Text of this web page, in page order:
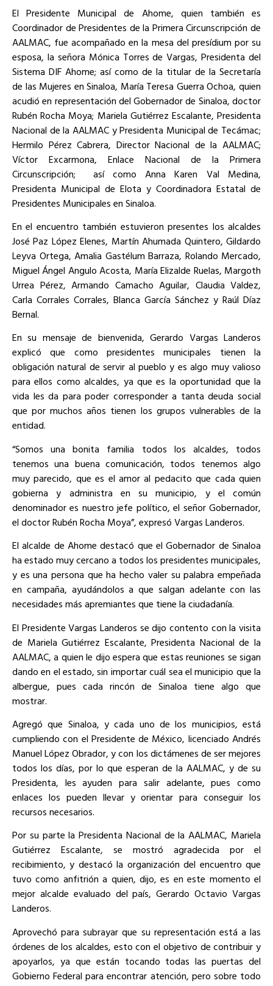
El Presidente Municipal de Ahome, quien también es
Coordinador de Presidentes de la Primera Circunscripción de
AALMAC, fue acompañado en la mesa del presídium por su
esposa, la señora Mónica Torres de Vargas, Presidenta del
Sistema DIF Ahome; así como de la titular de la Secretaría
de las Mujeres en Sinaloa, María Teresa Guerra Ochoa, quien
acudió en representación del Gobernador de Sinaloa, doctor
Rubén Rocha Moya; Mariela Gutiérrez Escalante, Presidenta
Nacional de la AALMAC y Presidenta Municipal de Tecámac;
Hermilo Pérez Cabrera, Director Nacional de la AALMAC;
Víctor Excarmona, Enlace Nacional de la Primera
Circunscripción; así como Anna Karen Val Medina,
Presidenta Municipal de Elota y Coordinadora Estatal de
Presidentes Municipales en Sinaloa.
En el encuentro también estuvieron presentes los alcaldes
José Paz López Elenes, Martín Ahumada Quintero, Gildardo
Leyva Ortega, Amalia Gastélum Barraza, Rolando Mercado,
Miguel Ángel Angulo Acosta, María Elizalde Ruelas, Margoth
Urrea Pérez, Armando Camacho Aguilar, Claudia Valdez,
Carla Corrales Corrales, Blanca García Sánchez y Raúl Díaz
Bernal.
En su mensaje de bienvenida, Gerardo Vargas Landeros
explicó que como presidentes municipales tienen la
obligación natural de servir al pueblo y es algo muy valioso
para ellos como alcaldes, ya que es la oportunidad que la
vida les da para poder corresponder a tanta deuda social
que por muchos años tienen los grupos vulnerables de la
entidad.
“Somos una bonita familia todos los alcaldes, todos
tenemos una buena comunicación, todos tenemos algo
muy parecido, que es el amor al pedacito que cada quien
gobierna y administra en su municipio, y el común
denominador es nuestro jefe político, el señor Gobernador,
el doctor Rubén Rocha Moya”, expresó Vargas Landeros.
El alcalde de Ahome destacó que el Gobernador de Sinaloa
ha estado muy cercano a todos los presidentes municipales,
y es una persona que ha hecho valer su palabra empeñada
en campaña, ayudándolos a que salgan adelante con las
necesidades más apremiantes que tiene la ciudadanía.
El Presidente Vargas Landeros se dijo contento con la visita
de Mariela Gutiérrez Escalante, Presidenta Nacional de la
AALMAC, a quien le dijo espera que estas reuniones se sigan
dando en el estado, sin importar cuál sea el municipio que la
albergue, pues cada rincón de Sinaloa tiene algo que
mostrar.
Agregó que Sinaloa, y cada uno de los municipios, está
cumpliendo con el Presidente de México, licenciado Andrés
Manuel López Obrador, y con los dictámenes de ser mejores
todos los días, por lo que esperan de la AALMAC, y de su
Presidenta, les ayuden para salir adelante, pues como
enlaces los pueden llevar y orientar para conseguir los
recursos necesarios.
Por su parte la Presidenta Nacional de la AALMAC, Mariela
Gutiérrez Escalante, se mostró agradecida por el
recibimiento, y destacó la organización del encuentro que
tuvo como anfitrión a quien, dijo, es en este momento el
mejor alcalde evaluado del país, Gerardo Octavio Vargas
Landeros.
Aprovechó para subrayar que su representación está a las
órdenes de los alcaldes, esto con el objetivo de contribuir y
apoyarlos, ya que están tocando todas las puertas del
Gobierno Federal para encontrar atención, pero sobre todo